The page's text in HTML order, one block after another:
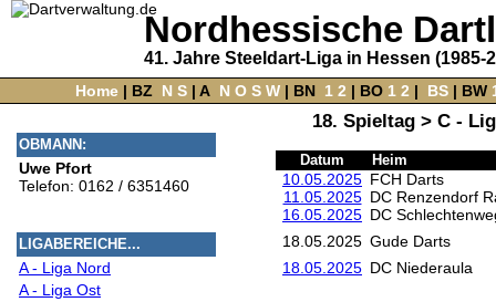
Nordhessische
41. Jahre Steeldart-Liga in Hessen (1985-
Home‌ | BZ N S‌ | A‌ N O S W‌ | BN‌ 1 2 | BO‌ 1 2 | BS| BW‌
18. Spieltag > C -
OBMANN:
Uwe Pfort
Telefon: 0162 / 6351460
LIGABEREICHE...
A - Liga Nord
A - Liga Ost
Datum Heim
10.05.2025 FCH Darts
11.05.2025 DC Renzendorf
16.05.2025 DC
18.05.2025 Gude Darts
18.05.2025 DC Niederaula